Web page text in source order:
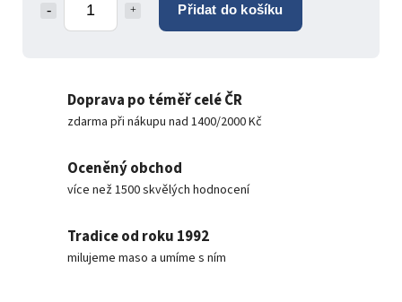
Přidat do košíku
Doprava po téměř celé ČR
zdarma při nákupu nad 1400/2000 Kč
Oceněný obchod
více než 1500 skvělých hodnocení
Tradice od roku 1992
milujeme maso a umíme s ním